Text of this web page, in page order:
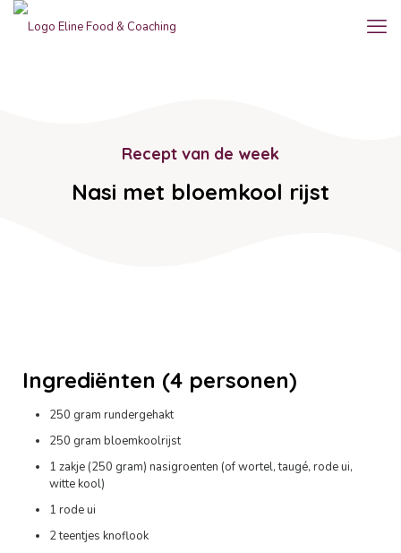
Recept van de week
Nasi met bloemkool rijst
Ingrediënten (4 personen)
250 gram rundergehakt
250 gram bloemkoolrijst
1 zakje (250 gram) nasigroenten (of wortel, taugé, rode ui,
witte kool)
1 rode ui
2 teentjes knoflook